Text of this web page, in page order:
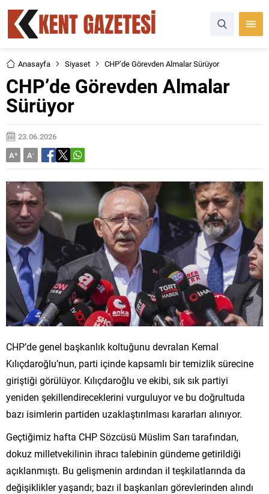
Anasayfa Siyaset CHP’de Görevden Almalar Sürüyor
CHP’de Görevden Almalar
Sürüyor
23.06.2026
A+ A-
CHP’de genel başkanlık koltuğunu devralan Kemal
Kılıçdaroğlu’nun, parti içinde kapsamlı bir temizlik sürecine
giriştiği görülüyor. Kılıçdaroğlu ve ekibi, sık sık partiyi
yeniden şekillendireceklerini vurguluyor ve bu doğrultuda
bazı isimlerin partiden uzaklaştırılması kararları alınıyor.
Geçtiğimiz hafta CHP Sözcüsü Müslim Sarı tarafından,
dokuz milletvekilinin ihracı talebinin gündeme getirildiği
açıklanmıştı. Bu gelişmenin ardından il teşkilatlarında da
değişiklikler yaşandı; bazı il başkanları görevlerinden alındı